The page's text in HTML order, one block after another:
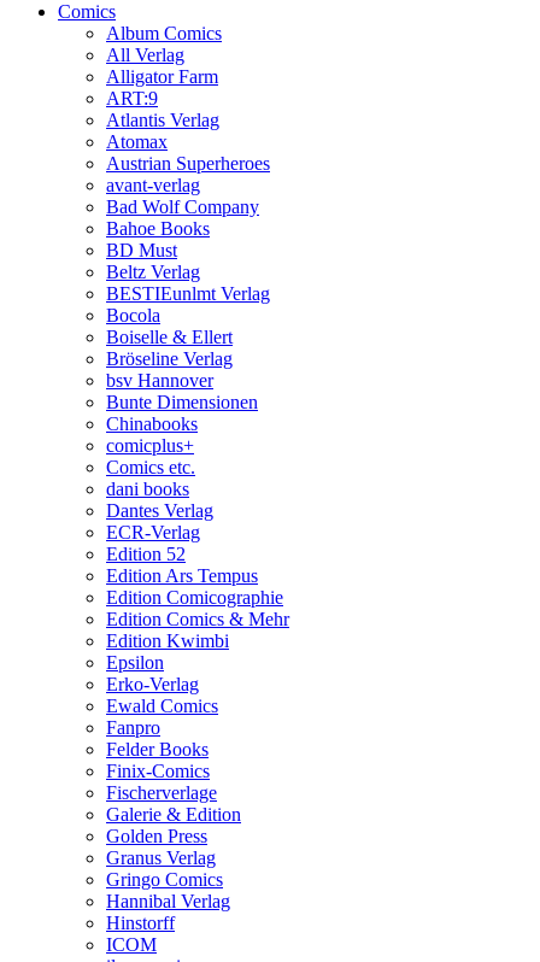
Comics
Album Comics
All Verlag
Alligator Farm
ART:9
Atlantis Verlag
Atomax
Austrian Superheroes
avant-verlag
Bad Wolf Company
Bahoe Books
BD Must
Beltz Verlag
BESTIEunlmt Verlag
Bocola
Boiselle & Ellert
Bröseline Verlag
bsv Hannover
Bunte Dimensionen
Chinabooks
comicplus+
Comics etc.
dani books
Dantes Verlag
ECR-Verlag
Edition 52
Edition Ars Tempus
Edition Comicographie
Edition Comics & Mehr
Edition Kwimbi
Epsilon
Erko-Verlag
Ewald Comics
Fanpro
Felder Books
Finix-Comics
Fischerverlage
Galerie & Edition
Golden Press
Granus Verlag
Gringo Comics
Hannibal Verlag
Hinstorff
ICOM